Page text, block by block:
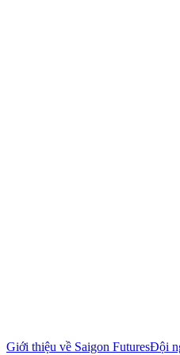
Giới thiệu về Saigon FuturesĐội